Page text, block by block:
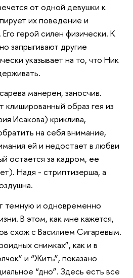
от одной девушки к
их поведение и
герой силен физически. К
запрыгивают другие
указывает на то, что Ник
манерен, заносчив.
образ гея из
Исакова) криклива,
на себя внимание,
ей и недостает в любви
остается за кадром, ее
Надя - стриптизерша, а
темную и одновременно
В этом, как мне кажется,
схож с Василием Сигаревым.
снимках”, как и в
и “Жить”, показано
“дно”. Здесь есть все